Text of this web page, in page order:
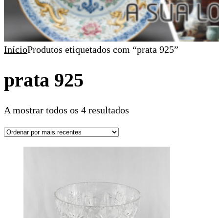
InícioProdutos etiquetados com “prata 925”
prata 925
A mostrar todos os 4 resultados